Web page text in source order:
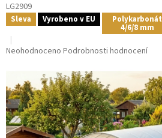
LG2909
Sleva Vyrobeno v EU Polykarbonát
4/6/8 mm
Průměrné
je
0,0
z
5
hvězdiček.
Neohodnoceno Podrobnosti hodnocení